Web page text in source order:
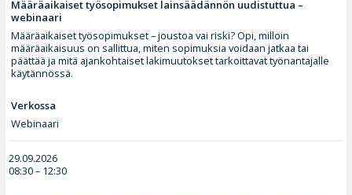
Määräaikaiset työsopimukset lainsäädännön uudistuttua –
webinaari
Määräaikaiset työsopimukset – joustoa vai riski? Opi, milloin
määräaikaisuus on sallittua, miten sopimuksia voidaan jatkaa tai
päättää ja mitä ajankohtaiset lakimuutokset tarkoittavat työnantajalle
käytännössä.
Verkossa
Webinaari
29.09.2026
08:30 – 12:30